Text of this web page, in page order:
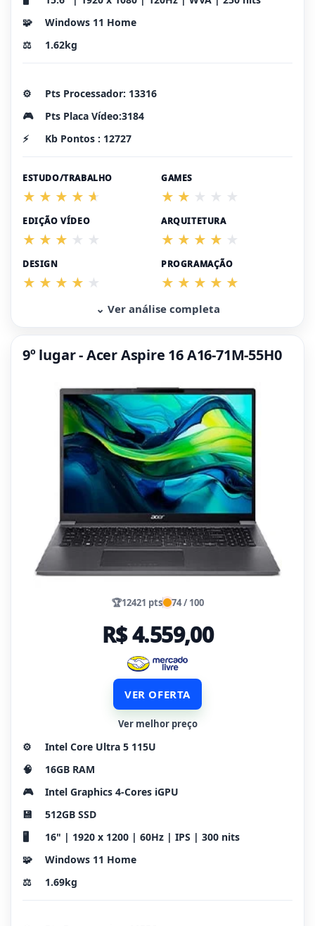
🧩
Windows 11 Home
⚖️
1.62kg
⚙️
Pts Processador: 13316
🎮
Pts Placa Vídeo:3184
⚡
Kb Pontos : 12727
ESTUDO/TRABALHO GAMES
EDIÇÃO VÍDEO ARQUITETURA
DESIGN PROGRAMAÇÃO
⌄ Ver análise completa
9º lugar - Acer Aspire 16 A16-71M-55H0
🏆12421 pts 74 / 100
R$ 4.559,00
VER OFERTA
Ver melhor preço
⚙️
Intel Core Ultra 5 115U
🧠
16GB RAM
🎮
Intel Graphics 4-Cores iGPU
💾
512GB SSD
🖥️
16" | 1920 x 1200 | 60Hz | IPS | 300 nits
🧩
Windows 11 Home
⚖️
1.69kg